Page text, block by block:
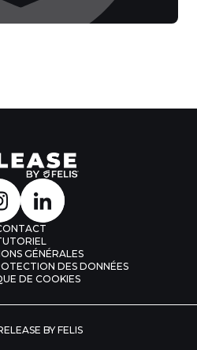
GÉNÉRALES
DES DONNÉES
DE COOKIES
BY FELIS